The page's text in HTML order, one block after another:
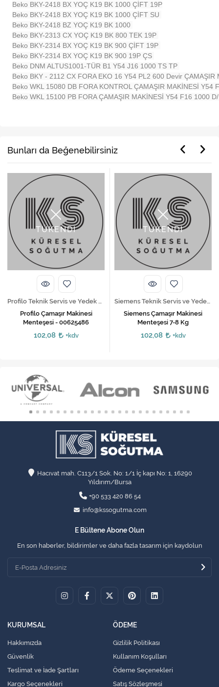
Beko BKY-2418 BX YOÇ K19 BK 1000 ÇİFT 19P
Beko BKY-2418 BX YOÇ K19 BK 1000 ÇİFT SU
Beko BKY-2418 BZ YOÇ K19 BK 1000
Beko BKY-2313 CX YOÇ K19 BK 800 TEK 19P
Beko BKY-2314 BX YOÇ K19 BK 900 ÇİFT 19P
Beko BKY-2314 BX YOÇ K19 BK 900 19P ÇS
Beko DNM ALTUS1001-TÜR B1 Y54 J16 1000 TS TP
Beko BKY - 2112 CX FORA EKO 16 Y54 PL2 600 Devir ÇAMAŞIR
Beko WKL 15080 DB FORA KONTROL ÇAMAŞIR MAKİNESİ Y54
Beko WKL 15100 PB FORA ÇAMAŞIR MAKİNESİ Y54 F16 1000
Bunları da Beğenebilirsiniz
TÜKENDİ
Profilo Teknik Servis ve Yedek Parça Hizmetleri
Profilo Çamaşır Makinesi
Menteşesi - 00625486
102,08 +kdv
TÜKENDİ
Siemens Teknik Servis ve Yedek Parça Hizmetleri
Siemens Çamaşır Makinesi
Menteşesi 7-8 Kg
102,08 +kdv
Hacıvat mah. C113/1 Sok. No: 1/1 İç kapı No: 1, 16290
Yıldırım/Bursa
+90 533 420 86 54
info@kssogutma.com
E Bültene Abone Olun
En son haberler, bildirimler ve daha fazla tasarım için kaydolun
KURUMSAL
Hakkımızda
Güvenlik
Teslimat ve İade Şartları
Kargo Seçenekleri
ÖDEME
Gizlilik Politikası
Kullanım Koşulları
Ödeme Seçenekleri
Satış Sözleşmesi